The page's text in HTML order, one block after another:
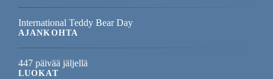
International Teddy Bear Day
AJANKOHTA
447 päivää jäljellä
LUOKAT